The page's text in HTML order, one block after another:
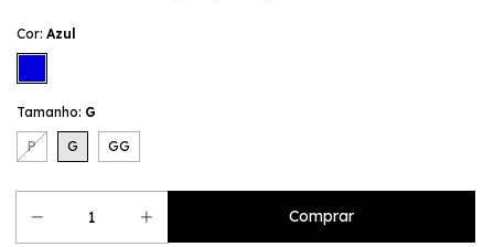
Cor: Azul
Tamanho: G
P G GG